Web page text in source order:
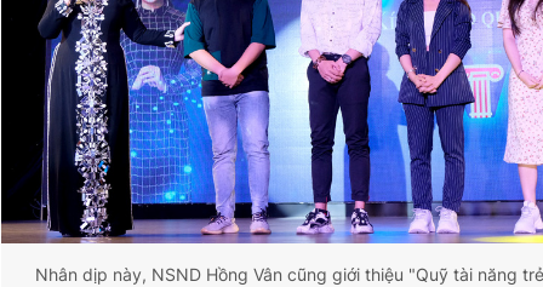
Nhân dịp này, NSND Hồng Vân cũng giới thiệu "Quỹ tài năng